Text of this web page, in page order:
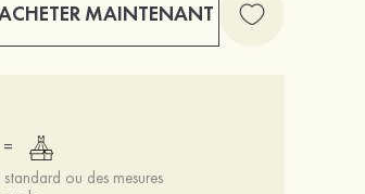
MAINTENANT
=
ou des mesures